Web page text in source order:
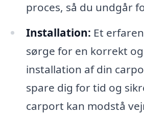
proces, så du undgår
Installation: Et
sørge for en korrekt
installation af din
spare dig for tid og
carport kan modstå